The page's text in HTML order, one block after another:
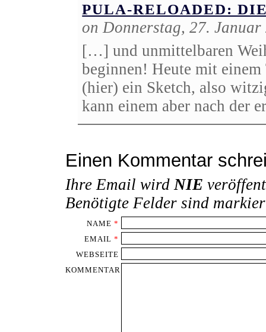
PULA-RELOADED:
on Donnerstag, 27.
[…] und unmittelbaren
beginnen! Heute mit
(hier) ein Sketch, also
kann einem aber nach der
Einen Kommentar
Ihre Email wird NIE
Benötigte Felder sind
NAME *
EMAIL *
WEBSEITE
KOMMENTAR